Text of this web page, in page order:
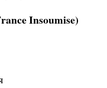
Insoumise)